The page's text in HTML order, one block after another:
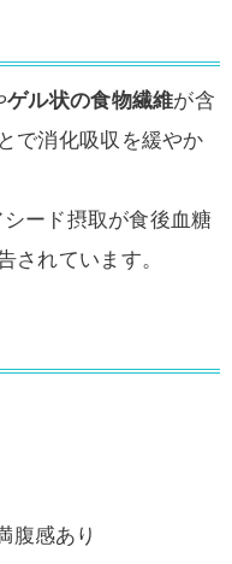
ゲル状の食物繊維が含
で消化吸収を緩やか
ード摂取が食後血糖
されています。
腹感あり